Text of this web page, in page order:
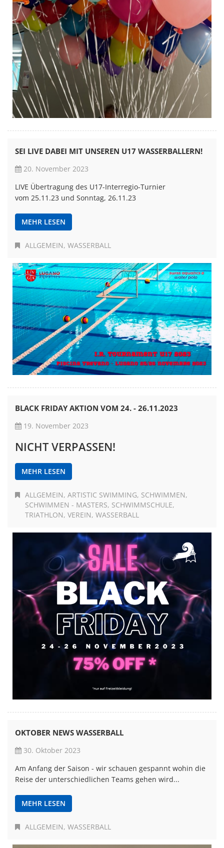
SEI LIVE DABEI MIT UNSEREN U17 WASSERBALLERN!
20. November 2023
LIVE Übertragung des U17-Interregio-Turnier
vom 25.11.23 und Sonntag, 26.11.23
MEHR LESEN
ALLGEMEIN WASSERBALL
BLACK FRIDAY AKTION VOM 24. - 26.11.2023
19. November 2023
NICHT VERPASSEN!
MEHR LESEN
ALLGEMEIN ARTISTIC SWIMMING SCHWIMMEN
SCHWIMMEN - MASTERS SCHWIMMSCHULE
TRIATHLON VEREIN WASSERBALL
OKTOBER NEWS WASSERBALL
30. Oktober 2023
Am Anfang der Saison - wir schauen gespannt wohin die
Reise der unterschiedlichen Teams gehen wird...
MEHR LESEN
ALLGEMEIN WASSERBALL